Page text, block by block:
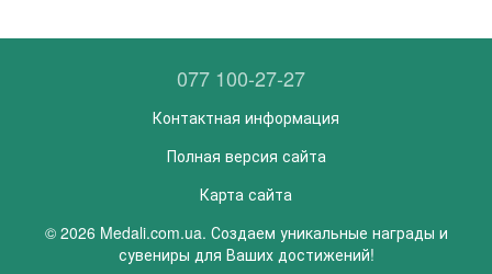
077 100-27-27
Контактная информация
Полная версия сайта
Карта сайта
© 2026 Medali.com.ua. Создаем уникальные награды и
сувениры для Ваших достижений!